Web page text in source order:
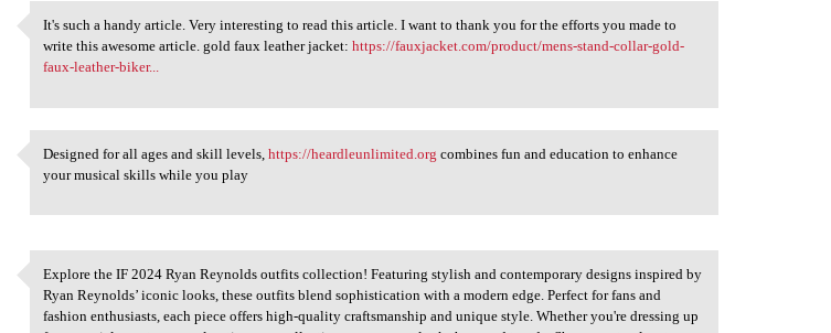
It's such a handy article.
It's such a handy article. Very interesting to read this article. I want to thank you for the efforts you made to
write this awesome article. gold faux leather jacket:https://fauxjacket.com/product/mens-stand-collar-gold-
faux-leather-biker...
Designed for all ages and
Designed for all ages and skill levels,https://heardleunlimited.org combines fun and education to enhance
your musical skills while you play
Explore the IF 2024 Ryan
Explore the IF 2024 Ryan Reynolds outfits collection! Featuring stylish and contemporary designs inspired by
Ryan Reynolds’ iconic looks, these outfits blend sophistication with a modern edge. Perfect for fans and
fashion enthusiasts, each piece offers high-quality craftsmanship and unique style. Whether you're dressing up